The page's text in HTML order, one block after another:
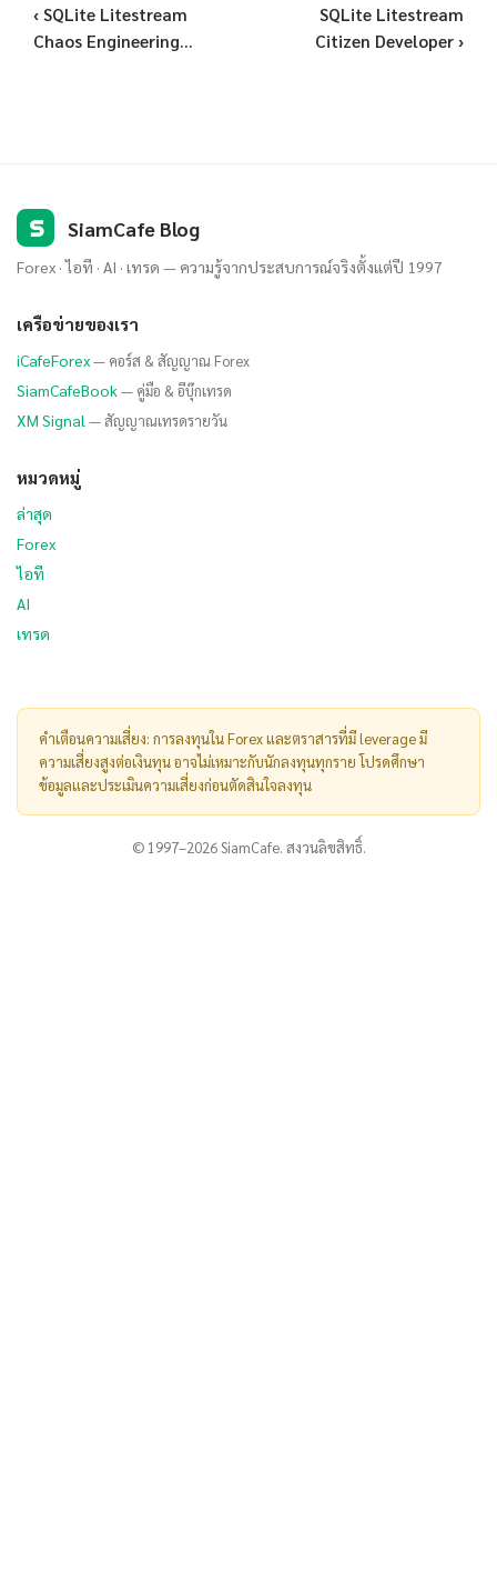
‹ SQLite Litestream
Chaos Engineering...
SQLite Litestream
Citizen Developer ›
S SiamCafe Blog
Forex · ไอที · AI · เทรด — ความรู้จากประสบการณ์จริงตั้งแต่ปี 1997
เครือข่ายของเรา
iCafeForex— คอร์ส & สัญญาณ Forex
SiamCafeBook— คู่มือ & อีบุ๊กเทรด
XM Signal — สัญญาณเทรดรายวัน
หมวดหมู่
ล่าสุด
Forex
ไอที
AI
เทรด
คำเตือนความเสี่ยง: การลงทุนใน Forex และตราสารที่มี leverage มี
ความเสี่ยงสูงต่อเงินทุน อาจไม่เหมาะกับนักลงทุนทุกราย โปรดศึกษา
ข้อมูลและประเมินความเสี่ยงก่อนตัดสินใจลงทุน
© 1997–2026 SiamCafe. สงวนลิขสิทธิ์.